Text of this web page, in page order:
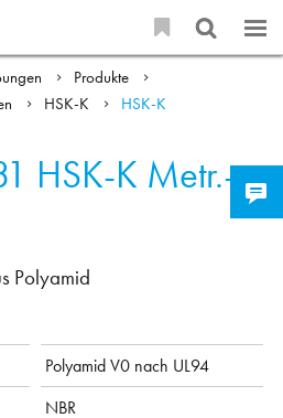
Produkte
HSK-K HSK-K
HSK-K Metr.-
Polyamid
Polyamid V0 nach UL94
NBR